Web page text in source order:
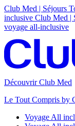
Club Med | Séjours
inclusive Club Med |
voyage all-inclusive
Découvrir Club Med
Le Tout Compris by
Voyage All